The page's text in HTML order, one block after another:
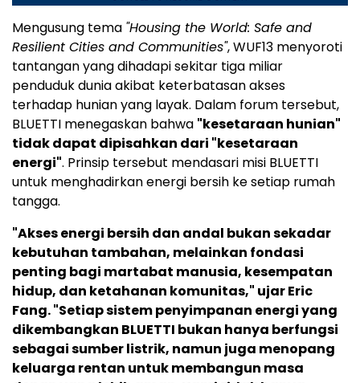
Mengusung tema "Housing the World: Safe and
Resilient Cities and Communities", WUF13 menyoroti
tantangan yang dihadapi sekitar tiga miliar
penduduk dunia akibat keterbatasan akses
terhadap hunian yang layak. Dalam forum tersebut,
BLUETTI menegaskan bahwa "kesetaraan hunian"
tidak dapat dipisahkan dari "kesetaraan
energi". Prinsip tersebut mendasari misi BLUETTI
untuk menghadirkan energi bersih ke setiap rumah
tangga.
"Akses energi bersih dan andal bukan sekadar
kebutuhan tambahan, melainkan fondasi
penting bagi martabat manusia, kesempatan
hidup, dan ketahanan komunitas," ujar Eric
Fang. "Setiap sistem penyimpanan energi yang
dikembangkan BLUETTI bukan hanya berfungsi
sebagai sumber listrik, namun juga menopang
keluarga rentan untuk membangun masa